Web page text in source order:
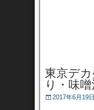
東京デ
り・味噌
2017年6月19日